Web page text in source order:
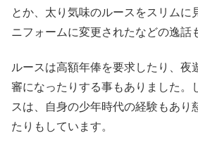
とか、太り気味のルースをスリムに
ニフォームに変更されたなどの逸話
ルースは高額年俸を要求したり、夜
審になったりする事もありました。
スは、自身の少年時代の経験もあり
たりもしています。